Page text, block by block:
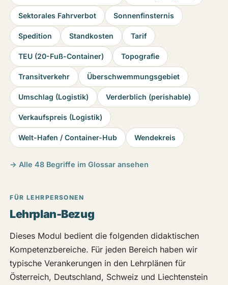
Sektorales Fahrverbot Sonnenfinsternis
Spedition Standkosten Tarif
TEU (20-Fuß-Container) Topografie
Transitverkehr Überschwemmungsgebiet
Umschlag (Logistik) Verderblich (perishable)
Verkaufspreis (Logistik)
Welt-Hafen / Container-Hub Wendekreis
→ Alle 48 Begriffe im Glossar ansehen
FÜR LEHRPERSONEN
Lehrplan-Bezug
Dieses Modul bedient die folgenden didaktischen
Kompetenzbereiche. Für jeden Bereich haben wir
typische Verankerungen in den Lehrplänen für
Österreich, Deutschland, Schweiz und Liechtenstein